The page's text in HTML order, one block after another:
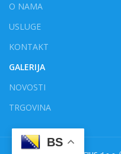
O NAMA
USLUGE
KONTAKT
GALERIJA
NOVOSTI
TRGOVINA
BS